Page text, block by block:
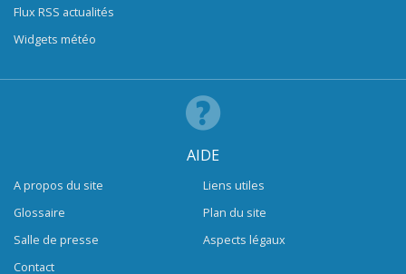
Flux RSS actualités
Widgets météo
AIDE
A propos du site
Glossaire
Salle de presse
Contact
Liens utiles
Plan du site
Aspects légaux